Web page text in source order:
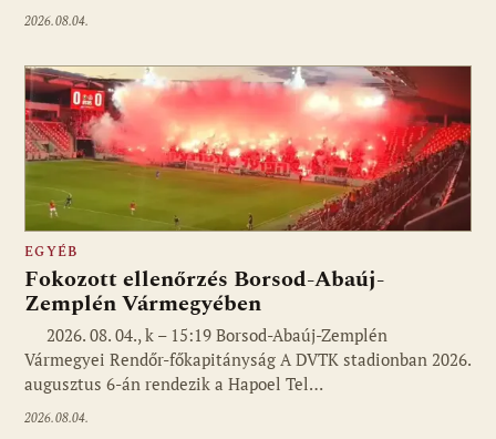
2026.08.04.
EGYÉB
Fokozott ellenőrzés Borsod-Abaúj-
Zemplén Vármegyében
2026. 08. 04., k – 15:19 Borsod-Abaúj-Zemplén
Vármegyei Rendőr-főkapitányság A DVTK stadionban 2026.
augusztus 6-án rendezik a Hapoel Tel…
2026.08.04.